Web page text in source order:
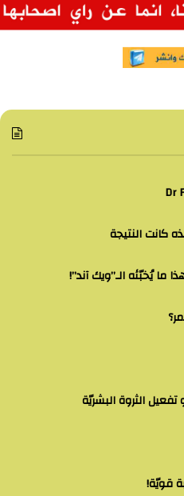
كانت النتيجة
يُخبّئه الـ”ويك آند”!
الثروة البشريّة
قويّة!